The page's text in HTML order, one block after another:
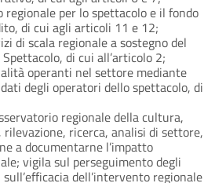
regionale per lo spettacolo e il fondo
di cui agli articoli 11 e 12;
di scala regionale a sostegno del
di cui all’articolo 2;
operanti nel settore mediante
degli operatori dello spettacolo, di
regionale della cultura,
ricerca, analisi di settore,
a documentarne l’impatto
vigila sul perseguimento degli
dell’intervento regionale